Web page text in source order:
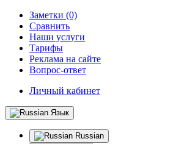
Заметки (0)
Сравнить
Наши услуги
Тарифы
Реклама на сайте
Вопрос-ответ
Личный кабинет
Язык
Russian